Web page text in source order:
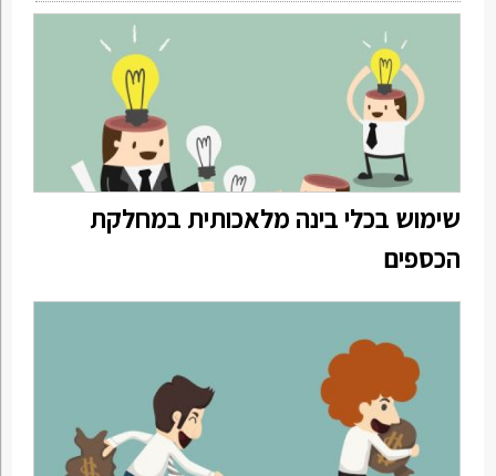
שימוש בכלי בינה מלאכותית במחלקת
הכספים